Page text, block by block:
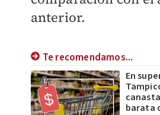
anterior.
Te recomendamos...
En
barata